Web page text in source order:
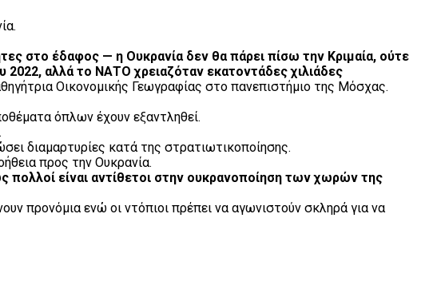
στο έδαφος — η Ουκρανία δεν θα πάρει πίσω την Κριμαία, ούτε
αλλά το ΝΑΤΟ χρειαζόταν εκατοντάδες χιλιάδες
Οικονομικής Γεωγραφίας στο πανεπιστήμιο της Μόσχας.
όπλων έχουν εξαντληθεί.
διαμαρτυρίες κατά της στρατιωτικοποίησης.
προς την Ουκρανία.
είναι αντίθετοι στην ουκρανοποίηση των χωρών της
προνόμια ενώ οι ντόπιοι πρέπει να αγωνιστούν σκληρά για να